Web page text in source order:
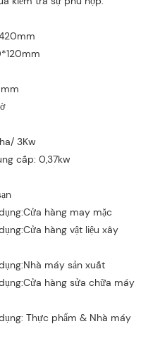
3Kw
cấp: 0,37kw
hàng may mặc
hàng vật liệu xây
máy sản xuất
hàng sửa chữa máy
Thực phẩm & Nhà máy